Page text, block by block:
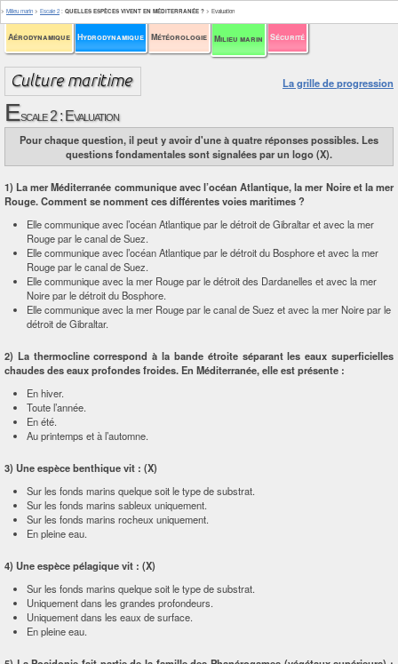
Aérodynamique Hydrodynamique Météorologie Milieu marin Sécurité
> Milieu marin > Escale 2 : QUELLES ESPÈCES VIVENT EN MÉDITERRANÉE ? > Evaluation
La grille de progression
Escale 2 : Evaluation
Pour chaque question, il peut y avoir d'une à quatre réponses possibles. Les
questions fondamentales sont signalées par un logo (X).
1) La mer Méditerranée communique avec l’océan Atlantique, la mer Noire et la mer
Rouge. Comment se nomment ces différentes voies maritimes ?
Elle communique avec l’océan Atlantique par le détroit de Gibraltar et avec la mer
Rouge par le canal de Suez.
Elle communique avec l’océan Atlantique par le détroit du Bosphore et avec la mer
Rouge par le canal de Suez.
Elle communique avec la mer Rouge par le détroit des Dardanelles et avec la mer
Noire par le détroit du Bosphore.
Elle communique avec la mer Rouge par le canal de Suez et avec la mer Noire par le
détroit de Gibraltar.
2) La thermocline correspond à la bande étroite séparant les eaux superficielles
chaudes des eaux profondes froides. En Méditerranée, elle est présente :
En hiver.
Toute l’année.
En été.
Au printemps et à l’automne.
3) Une espèce benthique vit : (X)
Sur les fonds marins quelque soit le type de substrat.
Sur les fonds marins sableux uniquement.
Sur les fonds marins rocheux uniquement.
En pleine eau.
4) Une espèce pélagique vit : (X)
Sur les fonds marins quelque soit le type de substrat.
Uniquement dans les grandes profondeurs.
Uniquement dans les eaux de surface.
En pleine eau.